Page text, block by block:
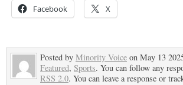
Facebook X
Posted by Minority Voice on May 13
Featured, Sports. You can follow any
RSS 2.0. You can leave a response or